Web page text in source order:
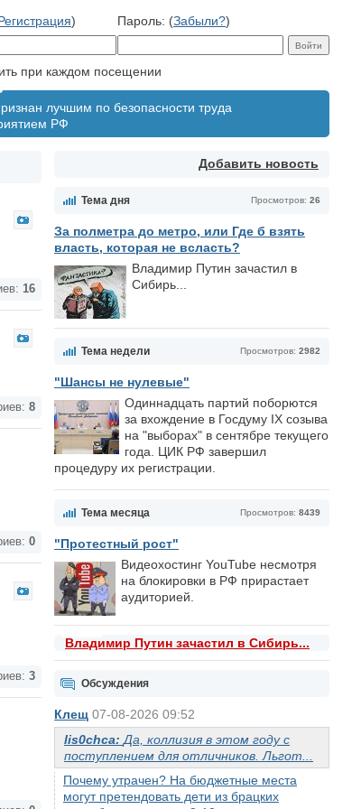
) Пароль: (Забыли?)
при каждом посещении
лучшим по безопасности труда
РФ
Добавить новость
Просмотров: 26
Тема дня
За полметра до метро, или Где б взять
власть, которая не всласть?
Владимир Путин зачастил в
Сибирь...
Просмотров: 2982
Тема недели
"Шансы не нулевые"
Одиннадцать партий поборются
за вхождение в Госдуму IX созыва
на "выборах" в сентябре текущего
года. ЦИК РФ завершил
процедуру их регистрации.
Просмотров: 8439
Тема месяца
"Протестный рост"
Видеохостинг YouTube несмотря
на блокировки в РФ прирастает
аудиторией.
Владимир Путин зачастил в Сибирь...
Обсуждения
Клещ 07-08-2026 09:52
lis0chca: Да, коллизия в этом году с
поступлением для отличников. Льгот...
Почему утрачен? На бюджетные места
могут претендовать дети из брацких
16
8
0
3